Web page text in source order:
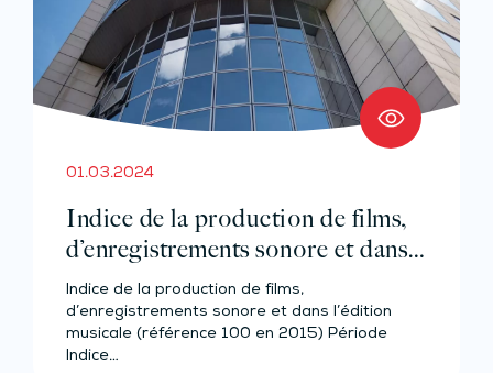
01.03.2024
Indice de la production de films,
d’enregistrements sonore et dans
l’édition musicale – Année 2023
Indice de la production de films,
d’enregistrements sonore et dans l’édition
musicale (référence 100 en 2015) Période
Indice…